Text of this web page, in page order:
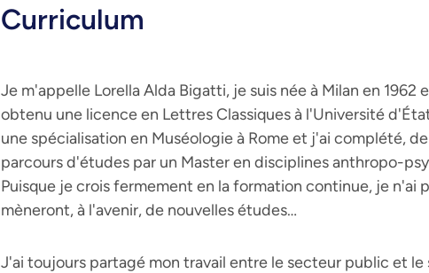
Curriculum
Je m'appelle Lorella Alda Bigatti, je suis née à Milan en 1962
obtenu une licence en Lettres Classiques à l'Université
une spécialisation en Muséologie à Rome et j'ai complété,
parcours d'études par un Master en disciplines anthropo-
Puisque je crois fermement en la formation continue, je n'ai
mèneront, à l'avenir, de nouvelles études…
J'ai toujours partagé mon travail entre le secteur public et